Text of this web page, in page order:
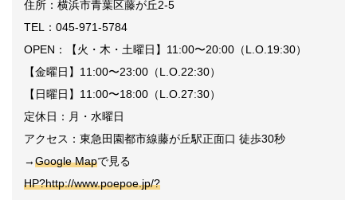
住所：横浜市青葉区藤が丘2-5
TEL：045-971-5784
OPEN：【火・木・土曜日】11:00〜20:00（L.O.19:30）
【金曜日】11:00〜23:00（L.O.22:30）
【日曜日】11:00〜18:00（L.O.27:30）
定休日：月・水曜日
アクセス：東急田園都市線藤が丘駅正面口 徒歩30秒
→Google Mapで見る
HP?http://www.poepoe.jp/?